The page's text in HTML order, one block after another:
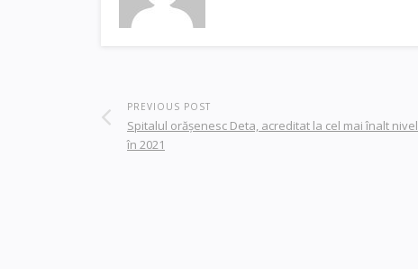
PREVIOUS POST
Spitalul orăşenesc Deta, acreditat la cel mai înalt
în 2021